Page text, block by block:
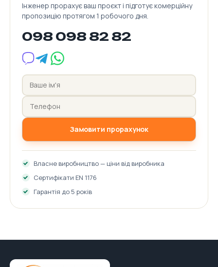
Інженер прорахує ваш проєкт і підготує комерційну
пропозицію протягом 1 робочого дня.
098 098 82 82
Замовити прорахунок
Власне виробництво — ціни від виробника
Сертифікати EN 1176
Гарантія до 5 років